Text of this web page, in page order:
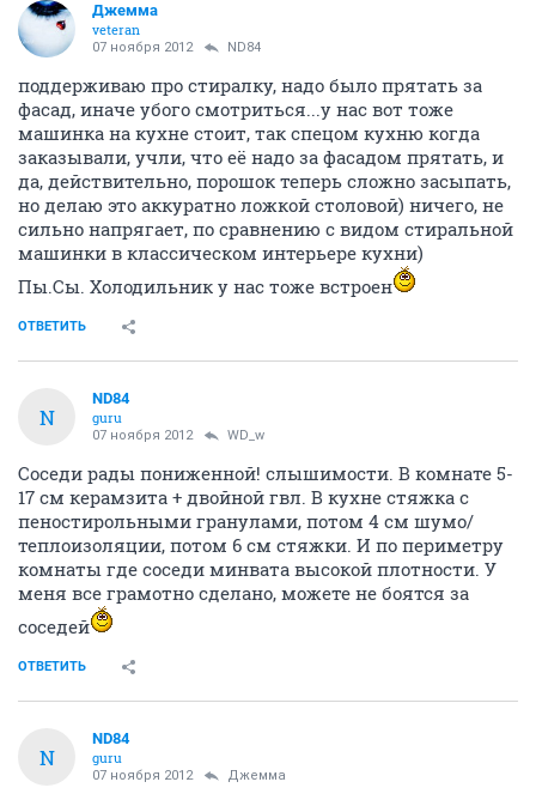
Джемма
veteran
07 ноября 2012 ND84
поддерживаю про стиралку, надо было прятать за
фасад, иначе убого смотриться...у нас вот тоже
машинка на кухне стоит, так спецом кухню когда
заказывали, учли, что её надо за фасадом прятать, и
да, действительно, порошок теперь сложно засыпать,
но делаю это аккуратно ложкой столовой) ничего, не
сильно напрягает, по сравнению с видом стиральной
машинки в классическом интерьере кухни)
Пы.Сы. Холодильник у нас тоже встроен
ОТВЕТИТЬ
N
ND84
guru
07 ноября 2012 WD_w
Соседи рады пониженной! слышимости. В комнате 5-
17 см керамзита + двойной гвл. В кухне стяжка с
пеностирольными гранулами, потом 4 см шумо/
теплоизоляции, потом 6 см стяжки. И по периметру
комнаты где соседи минвата высокой плотности. У
меня все грамотно сделано, можете не боятся за
соседей
ОТВЕТИТЬ
N
ND84
guru
07 ноября 2012 Джемма